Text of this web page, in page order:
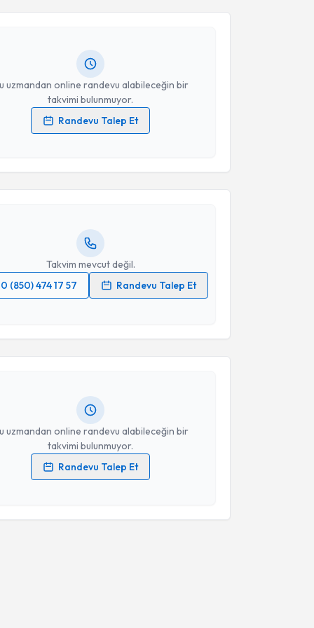
uzmandan online randevu alabileceğin bir
takvimi bulunmuyor.
Randevu Talep Et
Hazal Mavioğlu Işıklariçin randevu takvimi
Size bu uzmandan randevu almanız için bir
verilerimin işlenmesine ilişkinAydınlatma Metni
Takvim mevcut değil.
0 (850) 474 17 57
Randevu Talep Et
Talebi
uzmandan online randevu alabileceğin bir
takvimi bulunmuyor.
Randevu Talep Et
Birol İnceiçin randevu takvimi talebi oluşturun.
randevu almanız için bir takvim
verilerimin işlenmesine ilişkinAydınlatma Metni